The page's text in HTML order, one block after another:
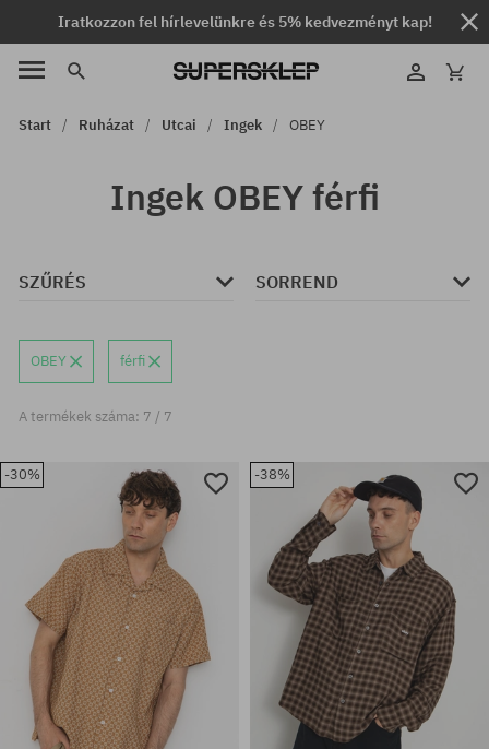
Iratkozzon fel hírlevelünkre és 5% kedvezményt kap!
Start Ruházat Utcai Ingek OBEY
Ingek OBEY férfi
SZŰRÉS SORREND
OBEY férfi
A termékek száma: 7 / 7
-30% -38%